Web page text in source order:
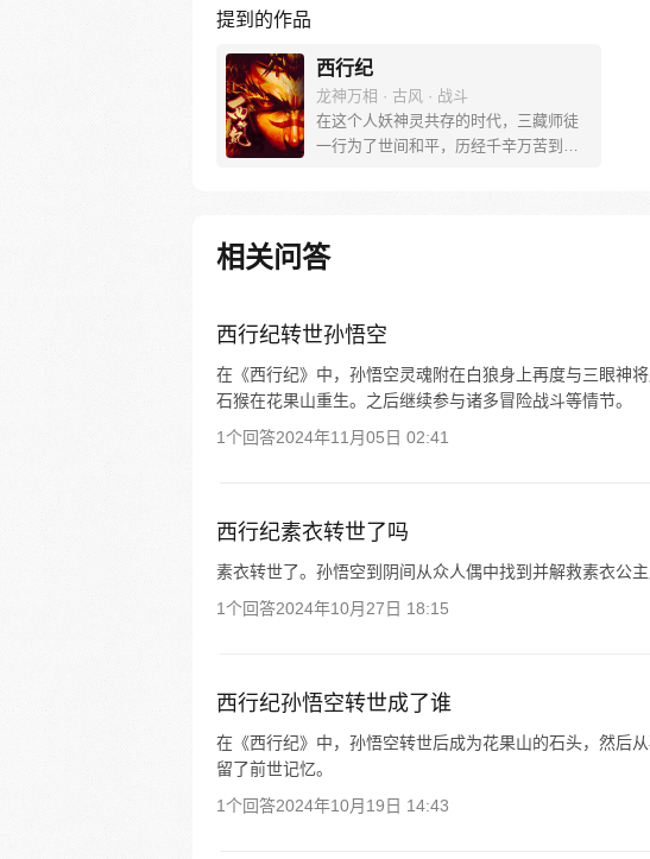
提到的作品
西行纪
龙神万相 · 古风 · 战斗
在这个人妖神灵共存的时代，三藏师徒
一行为了世间和平，历经千辛万苦到达
位，小狼妖白狼不辞万难，找到唐三藏
大法师，和他一起重新寻回徒弟们，组
旅……
相关问答
西行纪转世孙悟空
在《西行纪》中，孙悟空灵魂附在白狼身上再度与三眼神
石猴在花果山重生。之后继续参与诸多冒险战斗等情节。
1个回答2024年11月05日 02:41
西行纪素衣转世了吗
素衣转世了。孙悟空到阴间从众人偶中找到并解救素衣公
1个回答2024年10月27日 18:15
西行纪孙悟空转世成了谁
在《西行纪》中，孙悟空转世后成为花果山的石头，然后
留了前世记忆。
1个回答2024年10月19日 14:43